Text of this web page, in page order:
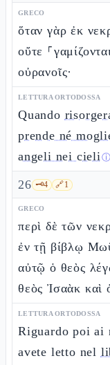
GRECO
ὅταν γὰρ ἐκ
οὔτε
οὐρανοῖς·
LETTURA ORTODOSSA
Quando
prende né
angeli nei cieliⓘ
26 🗝️4 🔗1
GRECO
περὶ δὲ τῶν
ἐν τῇ βίβλῳ
αὐτῷ ὁ θεὸς
θεὸς Ἰσαὰκ καὶ
LETTURA ORTODOSSA
Riguardo poi ai
avete letto nel